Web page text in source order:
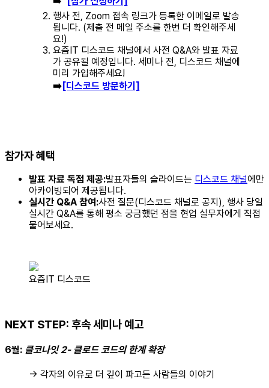
행사 전, Zoom 접속 링크가 등록한 이메일로 발송
됩니다. (제출 전 메일 주소를 한번 더 확인해주세
요!)
요즘IT 디스코드 채널에서 사전 Q&A와 발표 자료
가 공유될 예정입니다. 세미나 전, 디스코드 채널에
미리 가입해주세요!
➡️[디스코드 방문하기]
참가자 혜택
발표 자료 독점 제공:발표자들의 슬라이드는 디스코드 채널에만
아카이빙되어 제공됩니다.
실시간 Q&A 참여:사전 질문(디스코드 채널로 공지), 행사 당일
실시간 Q&A를 통해 평소 궁금했던 점을 현업 실무자에게 직접
물어보세요.
요즘IT 디스코드
NEXT STEP: 후속 세미나 예고
6월: 클코나잇 2- 클로드 코드의 한계 확장
→ 각자의 이유로 더 깊이 파고든 사람들의 이야기